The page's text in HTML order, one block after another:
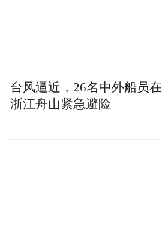
台风逼近，26名中外船员在
浙江舟山紧急避险